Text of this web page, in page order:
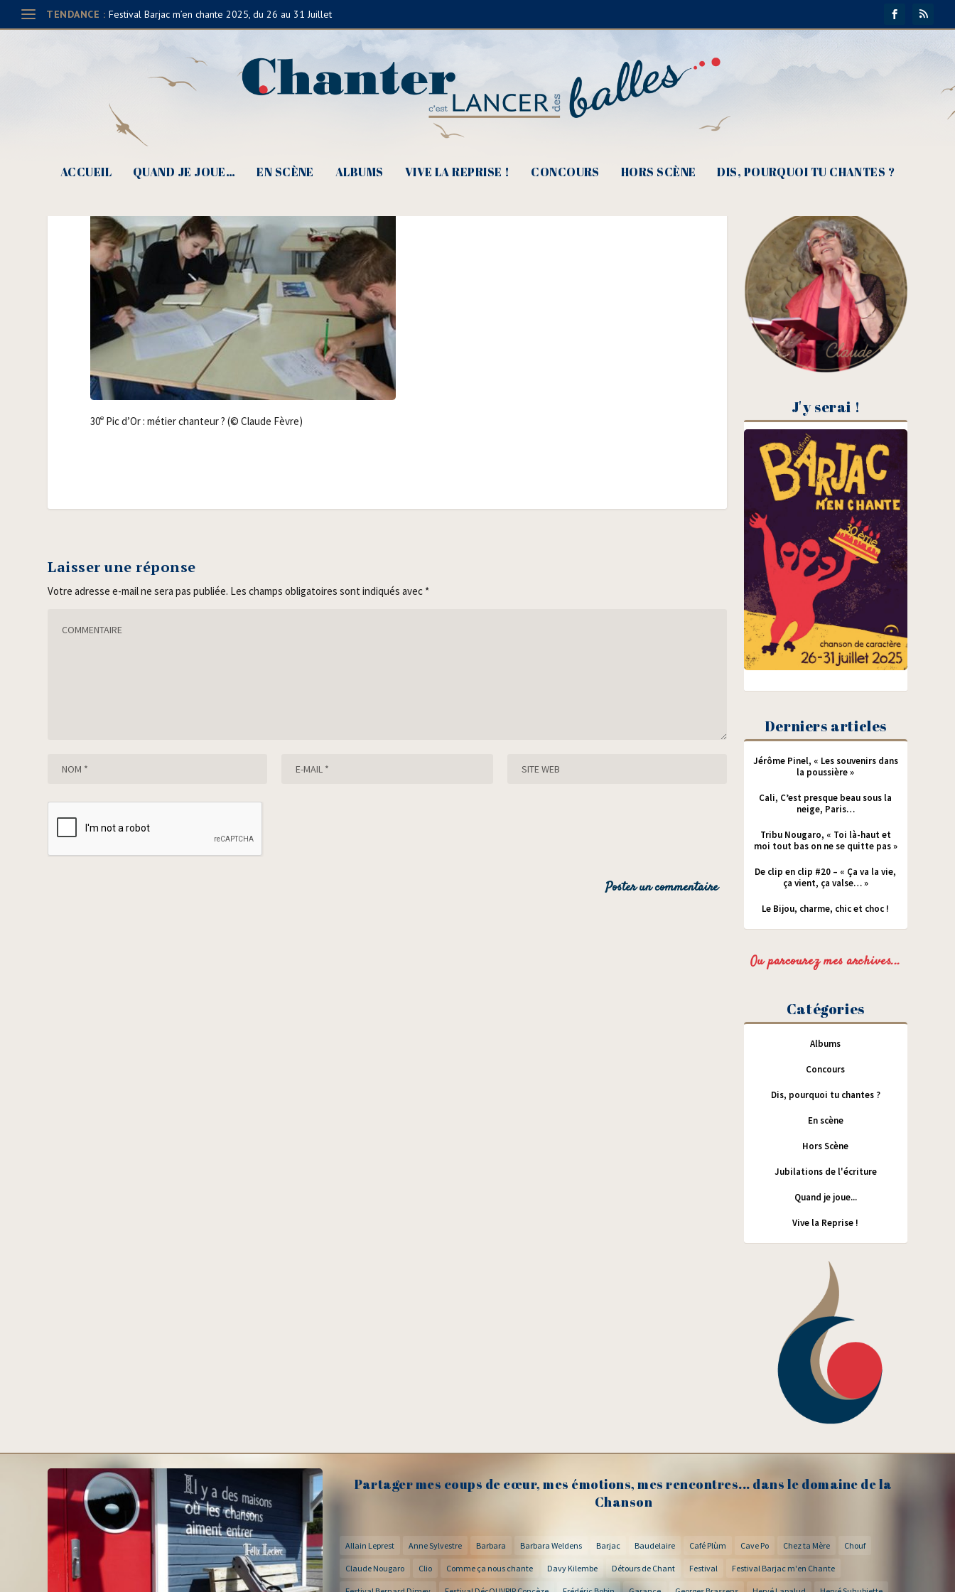
TENDANCE : Festival Barjac m’en chante 2025, du 26 au 31 Juillet
ACCUEIL QUAND JE JOUE… EN SCÈNE ALBUMS VIVE LA REPRISE ! CONCOURS HORS SCÈNE DIS, POURQUOI TU CHANTES ?
Pic d’Or : métier chanteur ? (© Claude Fèvre)
30e Pic d’Or : métier chan­teur ? (© Claude Fèvre)
Laisser une réponse
Votre adresse e-mail ne sera pas publiée. Les champs obligatoires sont indiqués avec *
J'y serai !
Derniers articles
Jérôme Pinel, « Les souvenirs dans
la poussière »
Cali, C’est presque beau sous la
neige, Paris…
Tribu Nougaro, « Toi là-haut et
moi tout bas on ne se quitte pas »
De clip en clip #20 – « Ça va la vie,
ça vient, ça valse… »
Le Bijou, charme, chic et choc !
Ou parcourez mes archives...
Catégories
Albums
Concours
Dis, pourquoi tu chantes ?
En scène
Hors Scène
Jubilations de l'écriture
Quand je joue...
Vive la Reprise !
Partager mes coups de cœur, mes émotions, mes rencontres... dans le domaine de la
Chanson
Allain Leprest Anne Sylvestre Barbara Barbara Weldens Barjac Baudelaire Café Plùm Cave Po Chez ta Mère Chouf
Claude Nougaro Clio Comme ça nous chante Davy Kilembe Détours de Chant Festival Festival Barjac m'en Chante